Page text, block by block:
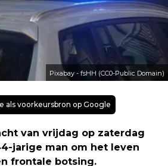
Pixabay - fsHH (CC0-Public Domain)
als voorkeursbron op Google
van vrijdag op zaterdag
jarige man om het leven
frontale botsing.